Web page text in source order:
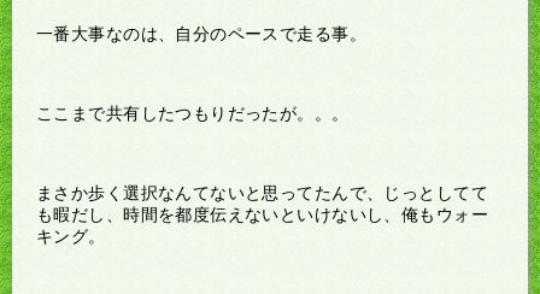
一番大事なのは、自分のペースで走る事。
ここまで共有したつもりだったが。。。
まさか歩く選択なんてないと思ってたんで、じっとしてて
も暇だし、時間を都度伝えないといけないし、俺もウォー
キング。